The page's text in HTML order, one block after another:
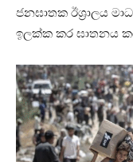
ජනඝාතක ඊශ්‍රාලය
ඉලක්ක කර ඝාතනය